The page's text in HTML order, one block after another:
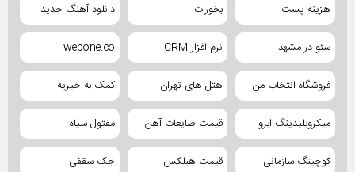
هزینه پست بخورات دانلود آهنگ جدید
سئو در مشهد نرم افزار CRM webone.co
فروشگاه انتخاب من هتل های تهران کمک به خیریه
میکروبلیدینگ ابرو قیمت ضایعات آهن مفتول سیاه
کوچینگ سازمانی قیمت هبلکس جک سقفی